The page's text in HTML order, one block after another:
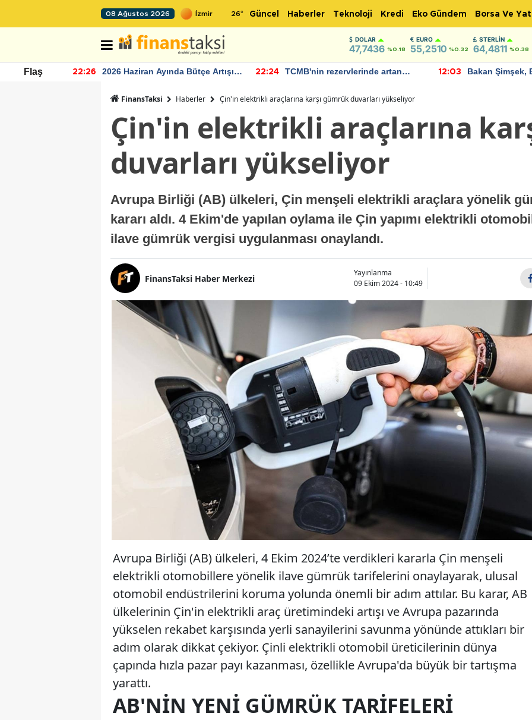
08 Ağustos 2026 26° Güncel Haberler Teknoloji Kredi Eko Gündem Borsa Ve
DOLAR
47,7436 %0.18
EURO
55,2510 %0.32
STERLIN
64,4811 %0.38
Flaş 22:26
2026 Haziran Ayında Bütçe Artışı
22:24
TCMB'nin rezervlerinde artan
12:03
Bakan Şimşek,
FinansTaksi Haberler Çin'in elektrikli araçlarına karşı gümrük duvarları yükseliyor
Çin'in elektrikli araçlarına
duvarları yükseliyor
Avrupa Birliği (AB) ülkeleri, Çin menşeli elektrikli araçlara yönelik
kararı aldı. 4 Ekim'de yapılan oylama ile Çin yapımı elektrikli
ilave gümrük vergisi uygulanması onaylandı.
FinansTaksi Haber Merkezi
Yayınlanma
09 Ekim 2024 - 10:49
Avrupa Birliği (AB) ülkeleri, 4 Ekim 2024’te verdikleri kararla Çin menşeli
elektrikli otomobillere yönelik ilave gümrük tarifelerini onaylayarak, ulusal
otomobil endüstrilerini koruma yolunda önemli bir adım attılar. Bu karar, AB
ülkelerinin Çin'in elektrikli araç üretimindeki artışı ve Avrupa pazarında
yükselen rekabet karşısında yerli sanayilerini savunma yönünde attıkları bir
adım olarak dikkat çekiyor. Çinli elektrikli otomobil üreticilerinin dünya
çapında hızla pazar payı kazanması, özellikle Avrupa'da büyük bir tartışma
yarattı.
AB'NIN YENI GÜMRÜK TARIFELERI